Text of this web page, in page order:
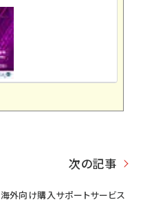
次の記事
海外向け購入サポートサービス